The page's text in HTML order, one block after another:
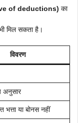
of deductions) का
मिल सकता है।
विवरण
अनुसार
भत्ता या बोनस नहीं